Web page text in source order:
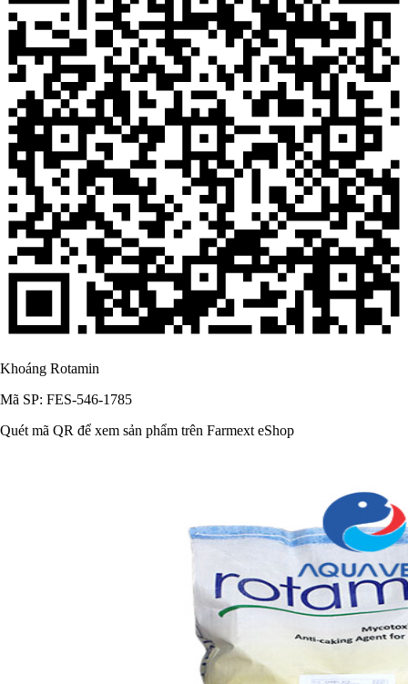
Khoáng Rotamin
Mã SP: FES-546-1785
Quét mã QR để xem sản phẩm trên Farmext eShop